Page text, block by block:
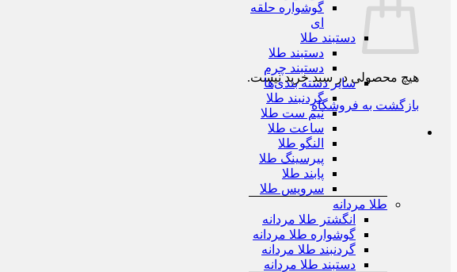
هیچ محصولی در سبد خرید نیست.
بازگشت به فروشگاه
گوشواره حلقه
ای
دستبند طلا
دستبند طلا
دستبند چرم
سایر دسته بندی‌ها
گردنبند طلا
نیم ست طلا
ساعت طلا
النگو طلا
پیرسینگ طلا
پابند طلا
سرویس طلا
طلا مردانه
انگشتر طلا مردانه
گوشواره طلا مردانه
گردنبند طلا مردانه
دستبند طلا مردانه